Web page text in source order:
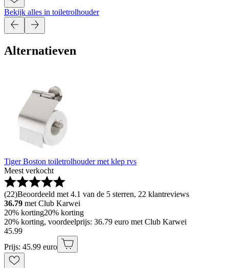
Bekijk alles in toiletrolhouder
Alternatieven
Tiger Boston toiletrolhouder met klep rvs
Meest verkocht
(22)Beoordeeld met 4.1 van de 5 sterren, 22 klantreviews
36.79 met Club Karwei
20% korting20% korting
20% korting, voordeelprijs: 36.79 euro met Club Karwei
45.99
Prijs: 45.99 euro